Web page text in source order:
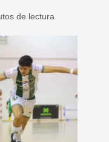
de lectura